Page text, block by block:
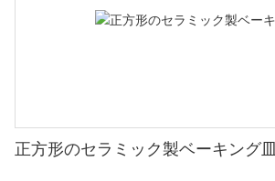
正方形のセラミック製ベーキング皿